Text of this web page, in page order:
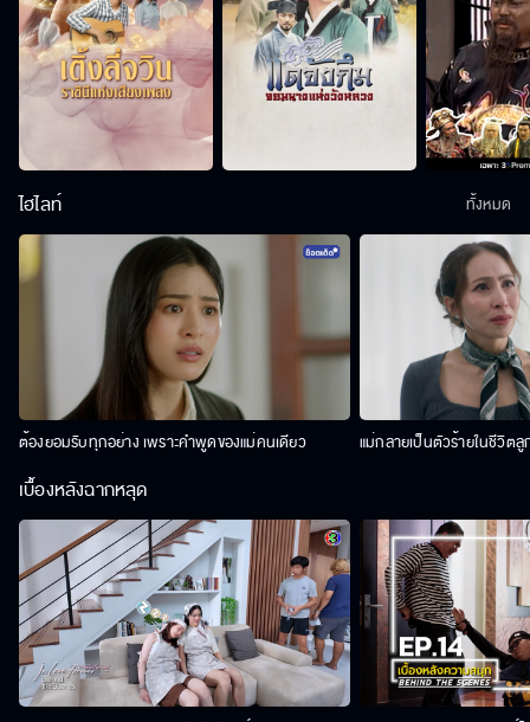
ไฮไลท์
ต้องยอมรับทุกอย่าง เพราะคำพูดของแม่คนเดียว แม่กลายเป็นตัวร้ายในชีวิตลู
ทั้งหมด
เบื้องหลังฉากหลุด